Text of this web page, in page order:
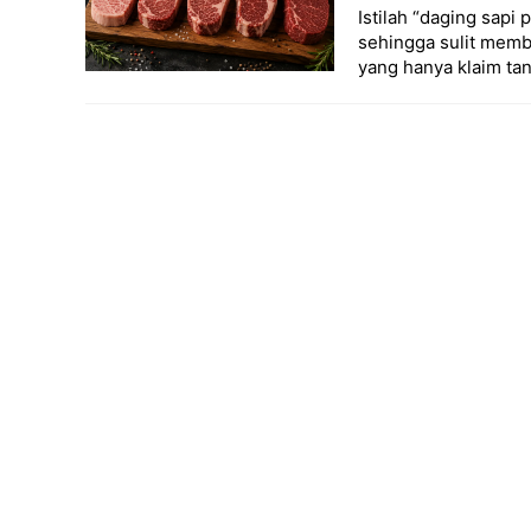
Istilah “daging sapi
sehingga sulit
yang hanya klaim